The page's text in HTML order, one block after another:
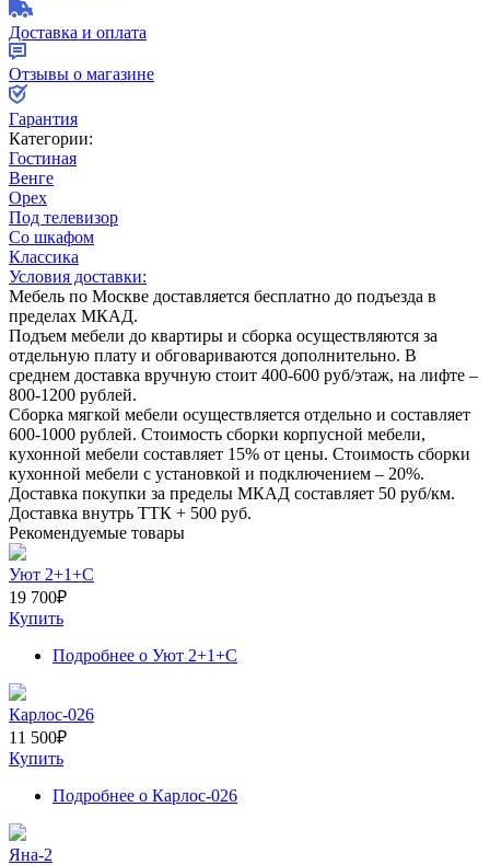
Доставка и оплата
Отзывы о магазине
Гарантия
Категории:
Гостиная
Венге
Орех
Под телевизор
Со шкафом
Классика
Условия доставки:
Мебель по Москве доставляется бесплатно до подъезда в
пределах МКАД.
Подъем мебели до квартиры и сборка осуществляются за
отдельную плату и обговариваются дополнительно. В
среднем доставка вручную стоит 400-600 руб/этаж, на лифте –
800-1200 рублей.
Сборка мягкой мебели осуществляется отдельно и составляет
600-1000 рублей. Стоимость сборки корпусной мебели,
кухонной мебели составляет 15% от цены. Стоимость сборки
кухонной мебели с установкой и подключением – 20%.
Доставка покупки за пределы МКАД составляет 50 руб/км.
Доставка внутрь ТТК + 500 руб.
Рекомендуемые товары
Уют 2+1+С
19 700₽
Купить
Подробнее о Уют 2+1+С
Карлос-026
11 500₽
Купить
Подробнее о Карлос-026
Яна-2